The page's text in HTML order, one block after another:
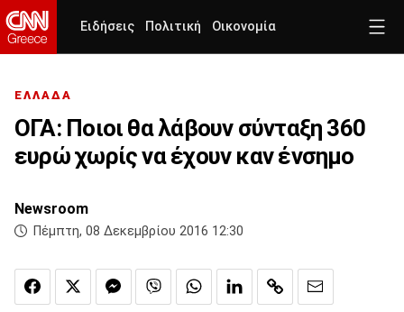
Ειδήσεις Πολιτική Οικονομία
ΕΛΛΑΔΑ
ΟΓΑ: Ποιοι θα λάβουν σύνταξη 360
ευρώ χωρίς να έχουν καν ένσημο
Newsroom
Πέμπτη, 08 Δεκεμβρίου 2016 12:30